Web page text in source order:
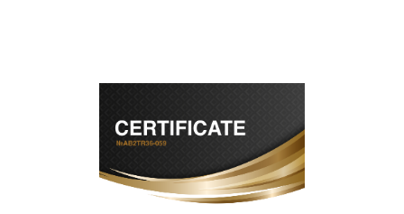
современное оборудование и
лицензированное ПО в ремонтно-
диагностических мастерских;
собственный склад комплектующих, что
позволяет сократить сроки